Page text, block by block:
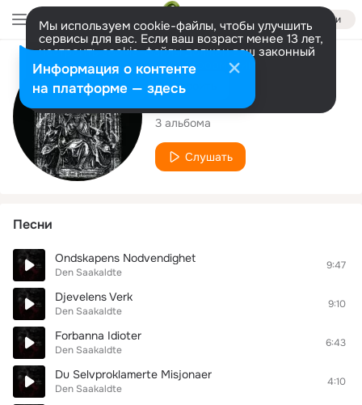
Войти
Мы используем cookie-файлы, чтобы улучшить
сервисы для вас. Если ваш возраст менее 13 лет,
настроить cookie-файлы должен ваш законный
представитель. Больше информации
Разрешить все Настроить
Исполнитель
Den Saakaldte
3 альбома
Слушать
Песни
Ondskapens Nodvendighet
Den Saakaldte
9:47
Djevelens Verk
Den Saakaldte
9:10
Forbanna Idioter
Den Saakaldte
6:43
Du Selvproklamerte Misjonaer
Den Saakaldte
4:10
Информация о контенте
на платформе — здесь